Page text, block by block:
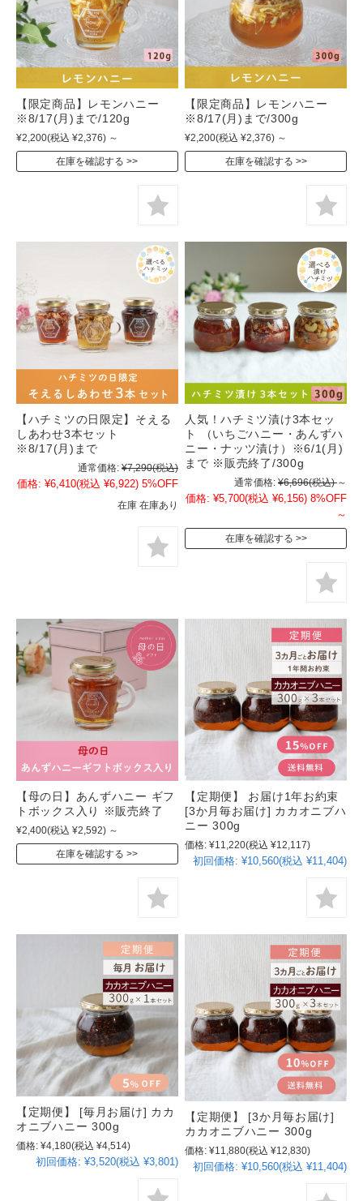
【限定商品】レモンハニー
※8/17(月)まで/120g
¥2,200(税込 ¥2,376) ～
在庫を確認する
【限定商品】レモンハニー
※8/17(月)まで/300g
¥2,200(税込 ¥2,376) ～
在庫を確認する
【ハチミツの日限定】そえる
しあわせ3本セット
※8/17(月)まで
通常価格: ¥7,290(税込)
価格: ¥6,410(税込 ¥6,922) 5%OFF
在庫 在庫あり
人気！ハチミツ漬け3本セッ
ト （いちごハニー・あんずハ
ニー・ナッツ漬け）※6/1(月)
まで ※販売終了/300g
通常価格: ¥6,696(税込) ～
価格: ¥5,700(税込 ¥6,156) 8%OFF
～
在庫を確認する
【母の日】あんずハニー ギフ
トボックス入り ※販売終了
¥2,400(税込 ¥2,592) ～
在庫を確認する
【定期便】 お届け1年お約束
[3か月毎お届け] カカオニブハ
ニー 300g
価格: ¥11,220(税込 ¥12,117)
初回価格: ¥10,560(税込 ¥11,404)
【定期便】 [毎月お届け] カカ
オニブハニー 300g
価格: ¥4,180(税込 ¥4,514)
初回価格: ¥3,520(税込 ¥3,801)
【定期便】 [3か月毎お届け]
カカオニブハニー 300g
価格: ¥11,880(税込 ¥12,830)
初回価格: ¥10,560(税込 ¥11,404)